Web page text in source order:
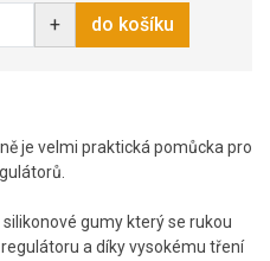
+ do košíku
je velmi praktická pomůcka pro
gumy který se rukou
a díky vysokému tření